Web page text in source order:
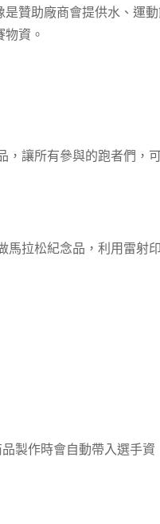
贊助廠商會提供水、運
資。
，讓所有參與的跑者們，
馬拉松紀念品，利用雷射印
製作時會自動帶入選手資